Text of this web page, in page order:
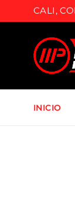
CALI,
INICIO